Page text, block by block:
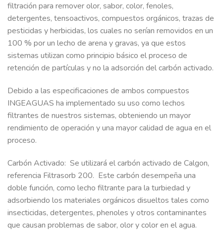
filtración para remover olor, sabor, color, fenoles,
detergentes, tensoactivos, compuestos orgánicos, trazas de
pesticidas y herbicidas, los cuales no serían removidos en un
100 % por un lecho de arena y gravas, ya que estos
sistemas utilizan como principio básico el proceso de
retención de partículas y no la adsorción del carbón activado.
Debido a las especificaciones de ambos compuestos
INGEAGUAS ha implementado su uso como lechos
filtrantes de nuestros sistemas, obteniendo un mayor
rendimiento de operación y una mayor calidad de agua en el
proceso.
Carbón Activado: Se utilizará el carbón activado de Calgon,
referencia Filtrasorb 200. Este carbón desempeña una
doble función, como lecho filtrante para la turbiedad y
adsorbiendo los materiales orgánicos disueltos tales como
insecticidas, detergentes, phenoles y otros contaminantes
que causan problemas de sabor, olor y color en el agua.